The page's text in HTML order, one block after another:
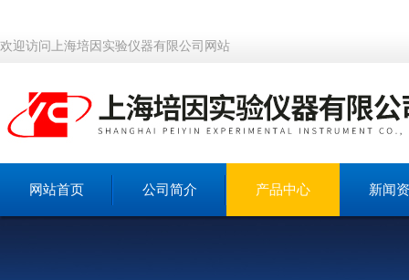
欢迎访问上海培因实验仪器有限公司网站
网站首页 公司简介 产品中心 新闻